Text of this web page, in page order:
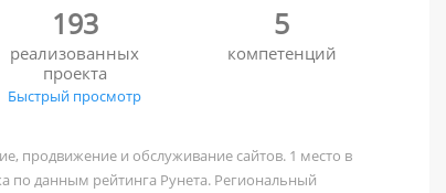
193
реализованных
проекта
Быстрый просмотр
5
компетенций
продвижение и обслуживание сайтов. 1 место в
по данным рейтинга Рунета. Региональный